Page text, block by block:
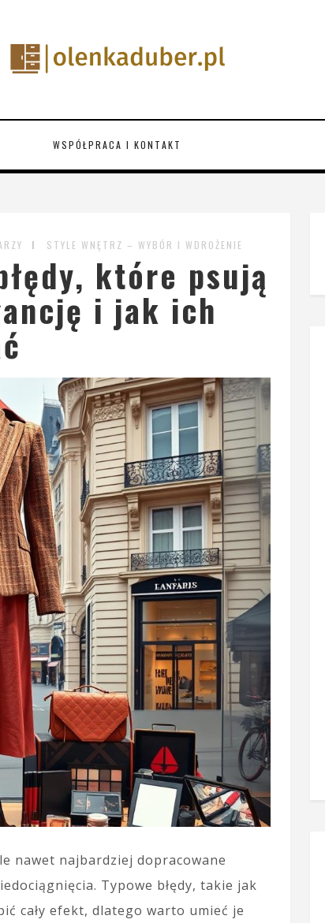
WSPÓŁPRACA I KONTAKT
STYLE WNĘTRZ – WYBÓR I WDROŻENIE
które psują
i jak ich
nawet najbardziej dopracowane
Typowe błędy, takie jak
cały efekt, dlatego warto umieć je